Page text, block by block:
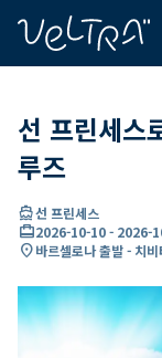
선 프린세스
루즈
directions_boat선 프린세스
card_travel2026-10-10- 2026-
location_on바르셀로나 출발 - 치